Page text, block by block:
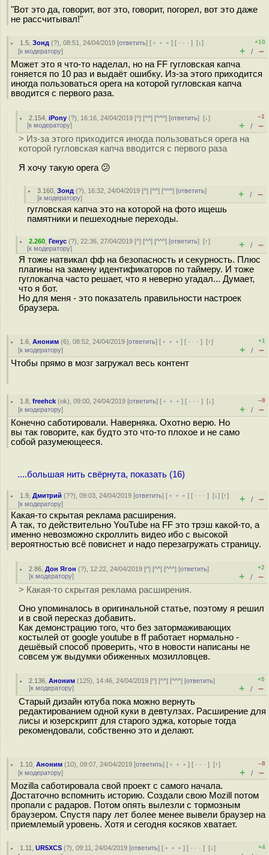
"Вот это да, говорит, вот это, говорит, погорел, вот это даже
не рассчитывал!"
1.5 ,Зонд (?), 08:51, 24/04/2019 [ответить] [ ﹢﹢﹢] [ · · ·][↓]
[к модератору]
+10
+ / –
Может это я что-то наделал, но на FF гугловская капча
гоняется по 10 раз и выдаёт ошибку. Из-за этого приходится
иногда пользоваться opera на которой гугловская капча
вводится с первого раза.
2.154 ,iPony (?), 16:16, 24/04/2019 [^] [^^] [^^^] [ответить][↓]
[к модератору]
–1
+ / –
> Из-за этого приходится иногда пользоваться opera на
которой гугловская капча вводится с первого раза
Я хочу такую opera 😕
3.160 ,Зонд (?), 16:32, 24/04/2019 [^] [^^] [^^^] [ответить]
[к модератору] + / –
гугловская капча это на которой на фото ищешь
памятники и пешеходные переходы.
2.260 ,Генус (?), 22:36, 27/04/2019 [^] [^^] [^^^] [ответить][↑]
[к модератору] + / –
Я тоже натвикал фф на безопасность и секурность. Плюс
плагины на замену идентификаторов по таймеру. И тоже
гуглокапча часто решает, что я неверно угадал... Думает,
что я бот.
Но для меня - это показатель правильности настроек
браузера.
1.6 ,Аноним (6), 08:52, 24/04/2019 [ответить] [ ﹢﹢﹢] [ · · ·][↑]
[к модератору]
+1
+ / –
Чтобы прямо в мозг загружал весь контент
1.8 ,freehck (ok), 09:00, 24/04/2019 [ответить] [ ﹢﹢﹢] [ · · ·][↓]
[к модератору]
–8
+ / –
Конечно саботировали. Наверняка. Охотно верю. Но
вы так говорите, как будто это что-то плохое и не само
собой разумеющееся.
....большая нить свёрнута, показать (16)
1.9 ,Дмитрий (??), 09:03, 24/04/2019 [ответить] [ ﹢﹢﹢] [ · · ·][↓] [↑]
[к модератору] + / –
Какая-то скрытая реклама расширения.
А так, то действительно YouTube на FF это трэш какой-то, а
именно невозможно скроллить видео ибо с высокой
вероятностью всё повиснет и надо перезагружать страницу.
2.86 ,Дон Ягон (?), 12:22, 24/04/2019 [^] [^^] [^^^] [ответить]
[к модератору]
+2
+ / –
> Какая-то скрытая реклама расширения.
Оно упоминалось в оригинальной статье, поэтому я решил
и в свой пересказ добавить.
Как демонстрацию того, что без затормаживающих
костылей от google youtube в ff работает нормально -
дешёвый способ проверить, что в новости написаны не
совсем уж выдумки обиженных мозилловцев.
2.136 ,Аноним (125), 14:46, 24/04/2019 [^] [^^] [^^^] [ответить]
[к модератору]
+5
+ / –
Старый дизайн ютуба пока можно вернуть
редактированием одной куки в девтулзах. Расширение для
лисы и юзерскрипт для старого эджа, которые тогда
рекомендовали, собственно это и делают.
1.10 ,Аноним (10), 09:07, 24/04/2019 [ответить] [ ﹢﹢﹢] [ · · ·][↑]
[к модератору]
–8
+ / –
Mozilla саботировала свой проект с самого начала.
Достаточно вспомнить историю. Создали свою Mozill потом
пропали с радаров. Потом опять вылезли с тормозным
браузером. Спустя пару лет более менее вывели браузер на
приемлемый уровень. Хотя и сегодня косяков хватает.
1.11 ,UR5XCS (?), 09:11, 24/04/2019 [ответить] [ ﹢﹢﹢] [ · · ·][↓]
+4